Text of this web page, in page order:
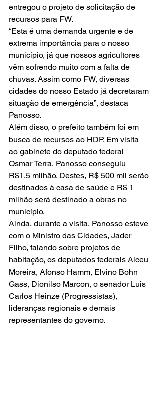
entregou o projeto de solicitação de
recursos para FW.
“Esta é uma demanda urgente e de
extrema importância para o nosso
município, já que nossos agricultores
vêm sofrendo muito com a falta de
chuvas. Assim como FW, diversas
cidades do nosso Estado já decretaram
situação de emergência”, destaca
Panosso.
Além disso, o prefeito também foi em
busca de recursos ao HDP. Em visita
ao gabinete do deputado federal
Osmar Terra, Panosso conseguiu
R$1,5 milhão. Destes, R$ 500 mil serão
destinados à casa de saúde e R$ 1
milhão será destinado a obras no
município.
Ainda, durante a visita, Panosso esteve
com o Ministro das Cidades, Jader
Filho, falando sobre projetos de
habitação, os deputados federais Alceu
Moreira, Afonso Hamm, Elvino Bohn
Gass, Dionilso Marcon, o senador Luis
Carlos Heinze (Progressistas),
lideranças regionais e demais
representantes do governo.